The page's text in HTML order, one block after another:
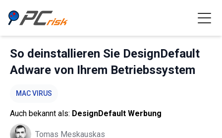
So deinstallieren Sie DesignDefault
Adware von Ihrem Betriebssystem
MAC VIRUS
Auch bekannt als: DesignDefault Werbung
Tomas Meskauskas